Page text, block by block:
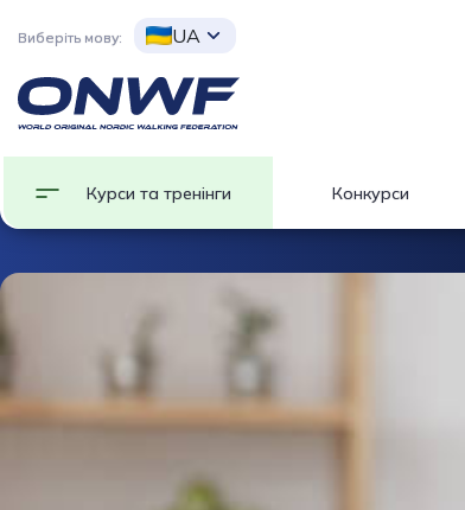
Виберіть мову: UA
Курси та тренінги Конкурси